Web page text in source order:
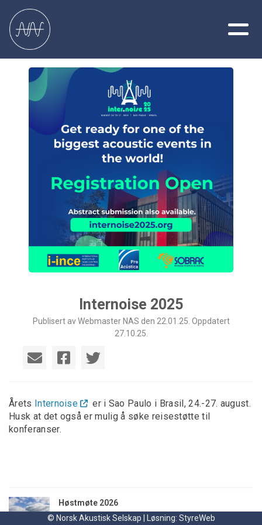
Internoise 2025
Publisert av Webmaster NAS den 22.01.25. Oppdatert
27.10.25.
Årets Internoise
er i Sao Paulo i Brasil, 24.-27. august.
Husk at det også er mulig å søke reisestøtte til
konferanser.
Høstmøte 2026
tirsdag 23. juni kl. 15:29
© Norsk Akustisk Selskap | Løsning: StyreWeb